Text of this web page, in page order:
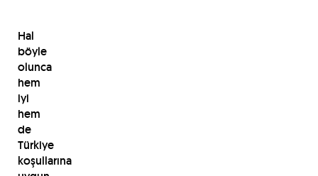
Hal
böyle
olunca
hem
iyi
hem
de
Türkiye
koşullarına